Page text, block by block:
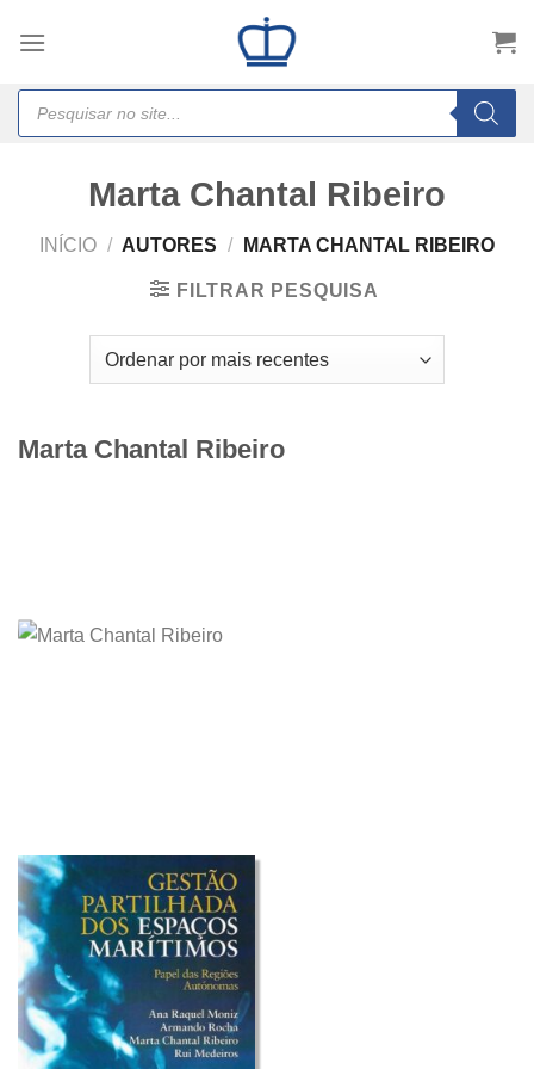
Products
search
Marta Chantal Ribeiro
INÍCIO / AUTORES / MARTA CHANTAL RIBEIRO
FILTRAR PESQUISA
Marta Chantal Ribeiro